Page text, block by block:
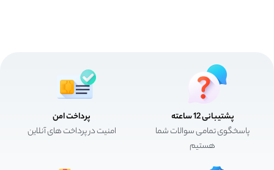
پشتیبانی 12 ساعته
پاسخگوی تمامی سوالات شما
هستیم
پرداخت امن
امنیت در پرداخت های آنلاین